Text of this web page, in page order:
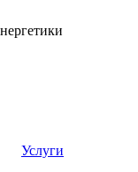
Услуги